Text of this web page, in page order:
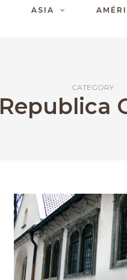
ASIA
CATEGORY
Republica